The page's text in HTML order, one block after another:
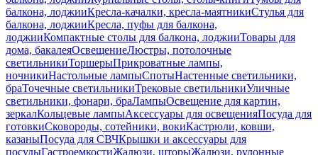
балкона, лоджииКресла-качалки, кресла-маятникиСтулья для
балкона, лоджииКресла, пуфы для балкона,
лоджииКомпактные столы для балкона, лоджииТовары для
дома, бакалеяОсвещениеЛюстры, потолочные
светильникиТоршерыПрикроватные лампы,
ночникиНастольные лампыСпотыНастенные светильники,
браТочечные светильникиТрековые светильникиУличные
светильники, фонари, браЛампыОсвещение для картин,
зеркалКольцевые лампыАксессуары для освещенияПосуда для
готовкиСковороды, сотейники, вокиКастрюли, ковши,
казаныПосуда для СВЧКрышки и аксессуары для
посудыГастроемкостиЖалюзи, шторыЖалюзи, рулонные